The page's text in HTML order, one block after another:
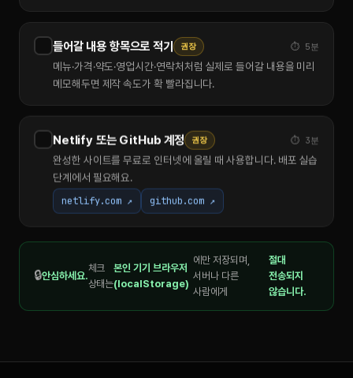
들어갈 내용 항목으로 적기 권장 ⏱ 5분
메뉴·가격·약도·영업시간·연락처처럼 실제로 들어갈 내용을 미리
메모해두면 제작 속도가 확 빨라집니다.
Netlify 또는 GitHub 계정 권장 ⏱ 3분
완성한 사이트를 무료로 인터넷에 올릴 때 사용합니다. 배포 실습
단계에서 필요해요.
netlify.com ↗
github.com ↗
🔒안심하세요.
체크
상태는
본인 기기 브라우저
(localStorage)
에만 저장되며,
서버나 다른
사람에게
절대
전송되지
않습니다.